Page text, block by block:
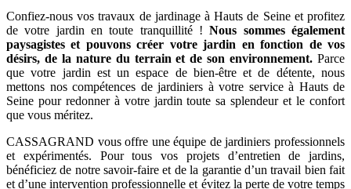
Confiez-nous vos travaux de jardinage à Hauts de Seine et profitez
de votre jardin en toute tranquillité !Nous sommes également
paysagistes et pouvons créer votre jardin en fonction de vos
désirs, de la nature du terrain et de son environnement. Parce
que votre jardin est un espace de bien-être et de détente, nous
mettons nos compétences de jardiniers à votre service à Hauts de
Seine pour redonner à votre jardin toute sa splendeur et le confort
que vous méritez.
CASSAGRAND vous offre une équipe de jardiniers professionnels
et expérimentés. Pour tous vos projets d’entretien de jardins,
bénéficiez de notre savoir-faire et de la garantie d’un travail bien fait
et d’une intervention professionnelle et évitez la perte de votre temps